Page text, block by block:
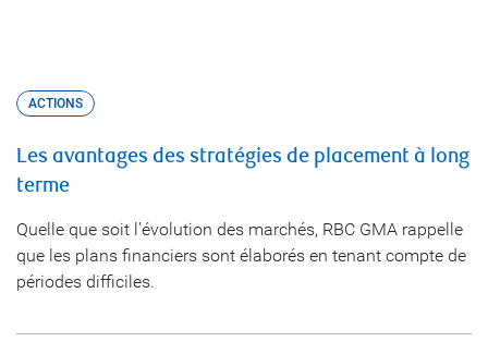
ACTIONS
Les avantages des stratégies de placement à long
terme
Quelle que soit l’évolution des marchés, RBC GMA rappelle
que les plans financiers sont élaborés en tenant compte de
périodes difficiles.